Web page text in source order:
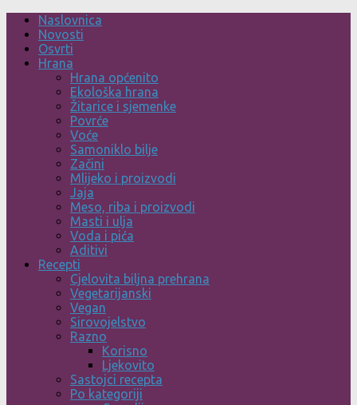
Skip
content
Naslovnica
Novosti
Osvrti
Hrana
Hrana općenito
Ekološka hrana
Žitarice i sjemenke
Povrće
Voće
Samoniklo bilje
Začini
Mlijeko i proizvodi
Jaja
Meso, riba i proizvodi
Masti i ulja
Voda i pića
Aditivi
Recepti
Cjelovita biljna prehrana
Vegetarijanski
Vegan
Sirovojelstvo
Razno
Korisno
Ljekovito
Sastojci recepta
Po kategoriji